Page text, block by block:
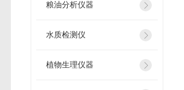
粮油分析仪器
水质检测仪
植物生理仪器